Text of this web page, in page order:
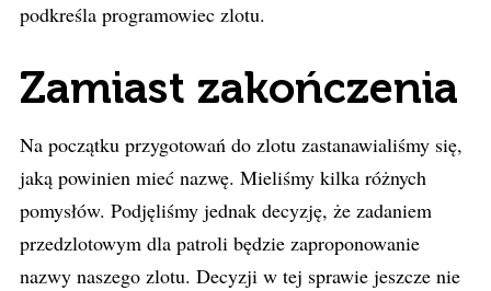
podkreśla programowiec zlotu.
Zamiast zakończenia
Na początku przygotowań do zlotu zastanawialiśmy się,
jaką powinien mieć nazwę. Mieliśmy kilka różnych
pomysłów. Podjęliśmy jednak decyzję, że zadaniem
przedzlotowym dla patroli będzie zaproponowanie
nazwy naszego zlotu. Decyzji w tej sprawie jeszcze nie